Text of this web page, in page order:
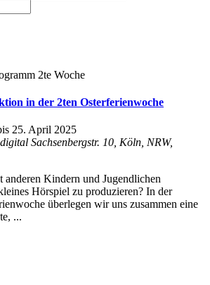
in der 2ten Osterferienwoche
25. April 2025
Sachsenbergstr. 10, Köln, NRW,
anderen Kindern und Jugendlichen
Hörspiel zu produzieren? In der
überlegen wir uns zusammen eine
...